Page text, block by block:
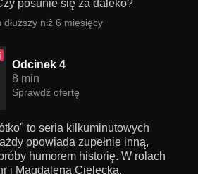
posunie się za daleko?
niż 6 miesięcy
Odcinek 4
8 min
Sprawdź ofertę
to seria kilkuminutowych
opowiada zupełnie inną,
humorem historię. W rolach
i Magdalena Cielecka.